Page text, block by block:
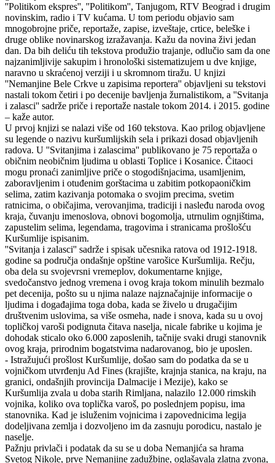
''Politikom ekspres'', ''Politikom'', Tanjugom, RTV Beograd i drugim
novinskim, radio i TV kućama. U tom periodu objavio sam
mnogobrojne priče, reportaže, zapise, izveštaje, crtice, beleške i
druge oblike novinarskog izražavanja. Kažu da novina živi jedan
dan. Da bih deliću tih tekstova produžio trajanje, odlučio sam da one
najzanimljivije sakupim i hronološki sistematizujem u dve knjige,
naravno u skraćenoj verziji i u skromnom tiražu. U knjizi
''Nemanjine Bele Crkve u zapisima reportera'' objavljeni su tekstovi
nastali tokom četiri i po decenije bavljenja žurnalistikom, a ''Svitanja
i zalasci'' sadrže priče i reportaže nastale tokom 2014. i 2015. godine
– kaže autor.
U prvoj knjizi se nalazi više od 160 tekstova. Kao prilog objavljene
su legende o nazivu kuršumlijskih sela i prikazi dosad objavljenih
radova. U ''Svitanjima i zalascima'' publikovano je 75 reportaža o
običnim neobičnim ljudima u oblasti Toplice i Kosanice. Čitaoci
mogu pronaći zanimljive priče o stogodišnjacima, usamljenim,
zaboravljenim i otuđenim gorštacima u zabitim potkopaoničkim
selima, zatim kazivanja potomaka o svojim precima, svetim
ratnicima, o običajima, verovanjima, tradiciji i nasleđu naroda ovog
kraja, čuvanju imenoslova, obnovi bogomolja, utrnulim ognjištima,
zapustelim selima, legendama, tragovima i stranicama prošlošću
Kuršumlije ispisanim.
''Svitanja i zalasci'' sadrže i spisak učesnika ratova od 1912-1918.
godine sa područja ondašnje opštine varošice Kuršumlija. Rečju,
oba dela su svojevrsni vremeplov, dokumentarne knjige,
svedočanstvo jednog vremena i ovog kraja tokom minulih bezmalo
pet decenija, pošto su u njima nalaze najznačajnije informacije o
ljudima i događajima toga doba, kada se živelo u drugačijim
društvenim uslovima, sa više osmeha, nade i snova, kada su u ovoj
topličkoj varoši podignuta čitava naselja, nicale fabrike u kojima je
dohodak sticalo oko 6.000 zaposlenih, tačnije svaki drugi stanovnik
ovog kraja, prirodnim bogatstvima nadarovanog, bio je uposlen.
- Istražujući prošlost Kuršumlije, došao sam do podatka da se u
vojničkom utvrđenju Ad Fines (krajište, krajnja stanica, na kraju, na
granici, ondašnjih provincija Dalmacije i Mezije), kako se
Kuršumlija zvala u doba starih Rimljana, nalazilo 12.000 rimskih
vojnika, koliko ova toplička varoš, po poslednjem popisu, ima
stanovnika. Kad je isluženim vojnicima i zapovednicima legija
dodeljivana zemlja i dozvoljeno im da zasnuju porodicu, nastalo je
naselje.
Pažnju privlači i podatak da su se u doba Nemanjića sa hrama
Svetog Nikole, prve Nemanjine zadužbine, oglašavala zlatna zvona,